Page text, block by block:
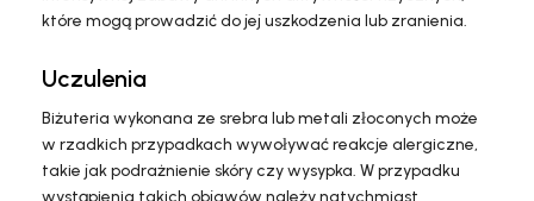
które mogą prowadzić do jej uszkodzenia lub zranienia.
Uczulenia
Biżuteria wykonana ze srebra lub metali złoconych może
w rzadkich przypadkach wywoływać reakcje alergiczne,
takie jak podrażnienie skóry czy wysypka. W przypadku
wystąpienia takich objawów należy natychmiast